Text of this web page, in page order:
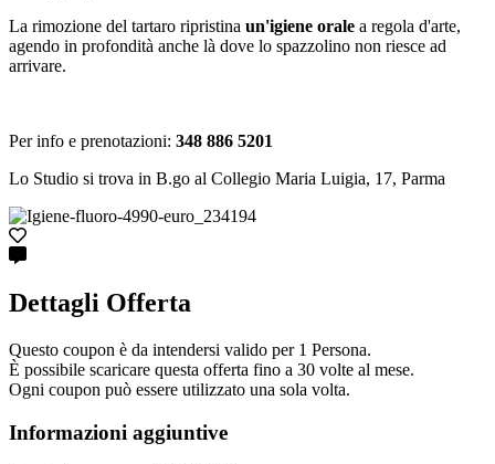
La rimozione del tartaro ripristina un'igiene orale a regola d'arte,
agendo in profondità anche là dove lo spazzolino non riesce ad
arrivare.
Per info e prenotazioni: 348 886 5201
Lo Studio si trova in B.go al Collegio Maria Luigia, 17, Parma
Dettagli Offerta
Questo coupon è da intendersi valido per 1 Persona.
È possibile scaricare questa offerta fino a 30 volte al mese.
Ogni coupon può essere utilizzato una sola volta.
Informazioni aggiuntive